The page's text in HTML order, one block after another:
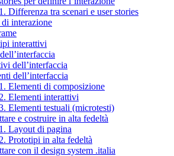
Differenza tra scenari e user stories
interazione
interattivi
dell’interfaccia
dell’interfaccia
Elementi di composizione
Elementi interattivi
Elementi testuali (microtesti)
e costruire in alta fedeltà
Layout di pagina
Prototipi in alta fedeltà
con il design system .italia